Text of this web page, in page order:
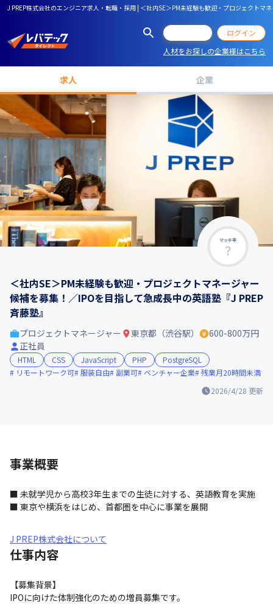
J PREP株式会社のエンジニア求人・転職・採用 | ＜社内SE＞PM未経験も歓迎・プロジェクトマ
ログイン
人材をお探しの企業様はこちら
求人 企業
マッチ率
＜社内SE＞PM未経験も歓迎・プロジェクトマネージャー
候補を募集！／IPOを目指して急成長中の英語塾『J PREP
斉藤塾』
2026/4/28 更新
プロジェクトマネージャー 東京都（渋谷駅）
600-800万円
正社員
HTML CSS JavaScript PHP
PostgreSQL
リモートワーク可 服装自由 副業可 ベンチャー企業 残業月20時間未満
事業概要
■ 未就学児から高校3年生までの生徒に対する、英語教育を実施
■ 東京や横浜をはじめ、首都圏を中心に事業を展開
J PREP株式会社について
仕事内容
【募集背景】
IPOに向けた体制強化のための増員募集です。